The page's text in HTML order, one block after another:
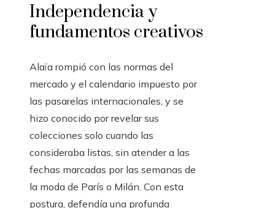
Independencia y
fundamentos creativos
Alaïa rompió con las normas del
mercado y el calendario impuesto por
las pasarelas internacionales, y se
hizo conocido por revelar sus
colecciones solo cuando las
consideraba listas, sin atender a las
fechas marcadas por las semanas de
la moda de París o Milán. Con esta
postura, defendía una profunda